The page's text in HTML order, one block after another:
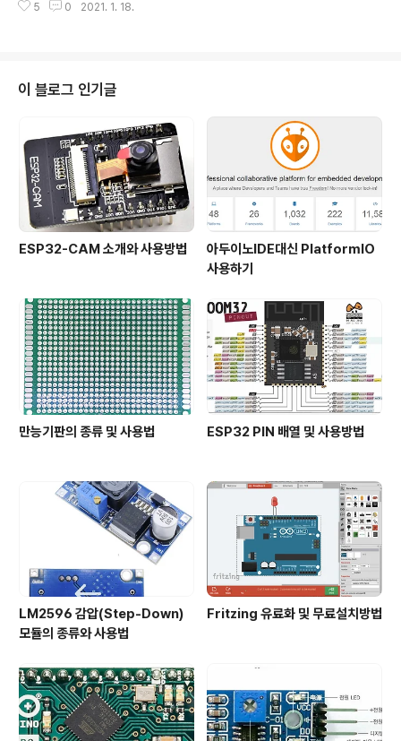
센서 예제에는 프로세싱이라는 그래픽 언어를 이용해서 센
뉴 중 스케치 -> 스케치 폴더 보이기 메뉴를 선택하면 다음
과 같이 Processing 용 프로그램폴더를 확인할 수 있다.
이 폴더의 경로를 기록해 둔다. 2. 아두이노 예제 프로그램
수정 MPU6050_DMP6 예제 프로그램에서 103번째 줄
의 #define OUTPUT_READABLE_YAWPITCHROL
L 문..
5 0 2021. 1. 18.
이 블로그 인기글
ESP32-CAM 소개와 사용방법
아두이노IDE대신 PlatformIO
사용하기
만능기판의 종류 및 사용법 ESP32 PIN 배열 및 사용방법
LM2596 감압(Step-Down)
모듈의 종류와 사용법
Fritzing 유료화 및 무료설치방법